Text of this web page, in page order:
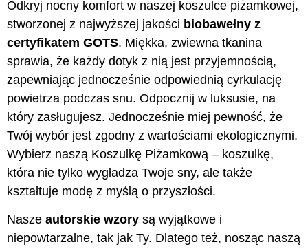
Odkryj nocny komfort w naszej koszulce piżamkowej,
stworzonej z najwyższej jakości biobawełny z
certyfikatem GOTS. Miękka, zwiewna tkanina
sprawia, że każdy dotyk z nią jest przyjemnością,
zapewniając jednocześnie odpowiednią cyrkulację
powietrza podczas snu. Odpocznij w luksusie, na
który zasługujesz. Jednocześnie miej pewność, że
Twój wybór jest zgodny z wartościami ekologicznymi.
Wybierz naszą Koszulkę Piżamkową – koszulkę,
która nie tylko wygładza Twoje sny, ale także
kształtuje modę z myślą o przyszłości.
Nasze autorskie wzory są wyjątkowe i
niepowtarzalne, tak jak Ty. Dlatego też, nosząc naszą